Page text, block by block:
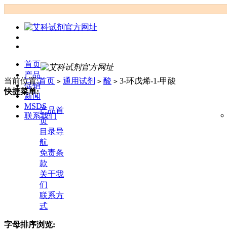
首页
产品
促销
新闻
MSDS
联系我们
当前位置:首页 > 通用试剂 > 酸 > 3-环戊烯-1-甲酸
快捷菜单:
产品首
页
目录导
航
免责条
款
关于我
们
联系方
式
字母排序浏览: